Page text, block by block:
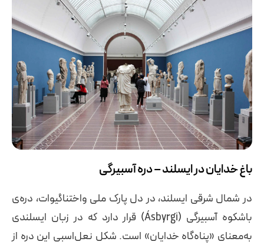
باغ خدایان در ایسلند – دره آسبیرگی
در شمال شرقی ایسلند، در دل پارک ملی واختناگیوات، دره‌ی
باشکوه آسبیرگی (Ásbyrgi) قرار دارد که در زبان ایسلندی
به‌معنای «پناه‌گاه خدایان» است. شکل نعل‌اسبی این دره از